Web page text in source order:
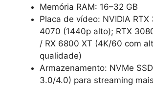
Memória RAM: 16–32 GB
Placa de vídeo: NVIDIA RTX
4070 (1440p alto); RTX
/ RX 6800 XT (4K/60 com
qualidade)
Armazenamento: NVMe
3.0/4.0) para streaming